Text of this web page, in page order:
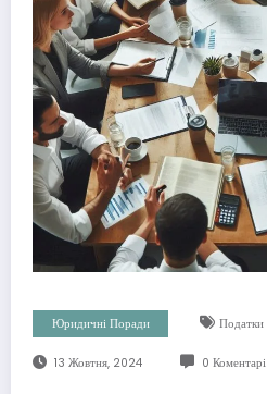
Юридичні Поради Податки
13 Жовтня, 2024 0 Коментарі